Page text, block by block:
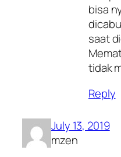
bisa
saat
tidak
Reply
July 13, 2019
mzen